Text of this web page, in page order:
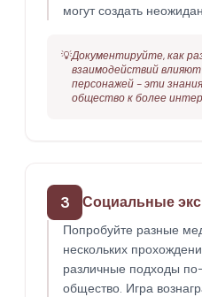
могут создать
💡Документируйте, как
взаимодействий
персонажей - эти
общество к более
3 Социальные
Попробуйте разные
нескольких
различные подходы
общество. Игра